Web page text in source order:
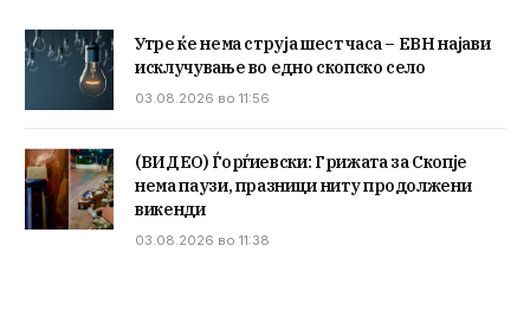
Утре ќе нема струја шест часа – ЕВН најави
исклучување во едно скопско село
03.08.2026 во 11:56
(ВИДЕО) Ѓорѓиевски: Грижата за Скопје
нема паузи, празници ниту продолжени
викенди
03.08.2026 во 11:38